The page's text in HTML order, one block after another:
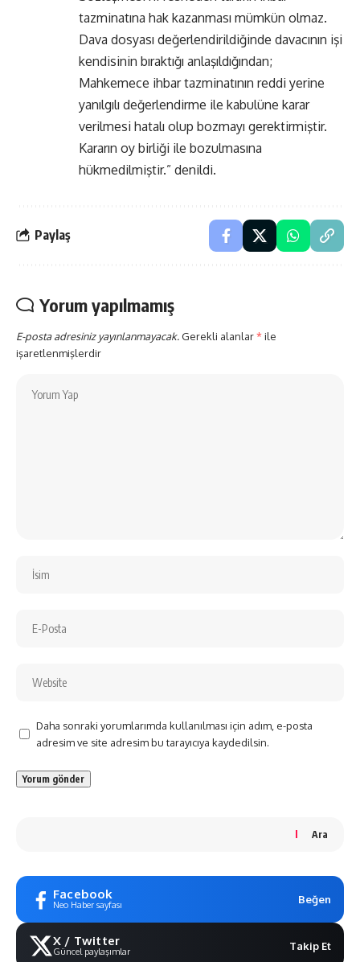
tazminatına hak kazanması mümkün olmaz.
Dava dosyası değerlendirildiğinde davacının işi
kendisinin bıraktığı anlaşıldığından;
Mahkemece ihbar tazminatının reddi yerine
yanılgılı değerlendirme ile kabulüne karar
verilmesi hatalı olup bozmayı gerektirmiştir.
Kararın oy birliği ile bozulmasına
hükmedilmiştir.” denildi.
Paylaş
Yorum yapılmamış
E-posta adresiniz yayınlanmayacak. Gerekli alanlar*ile
işaretlenmişlerdir
Daha sonraki yorumlarımda kullanılması için adım, e-posta
adresim ve site adresim bu tarayıcıya kaydedilsin.
Ara
Facebook
Neo Haber sayfası Beğen
X / Twitter
Güncel paylaşımlar Takip Et